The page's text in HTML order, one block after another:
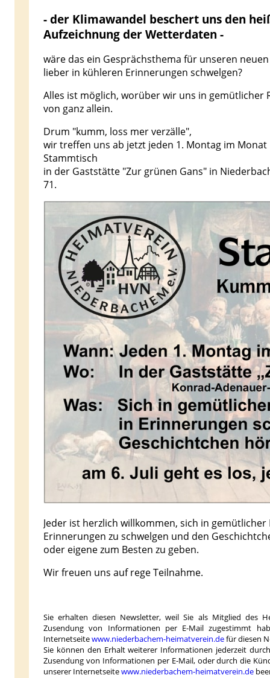
- der Klimawandel beschert uns den
Aufzeichnung der Wetterdaten -
wäre das ein Gesprächsthema für unseren
lieber in kühleren Erinnerungen schwelgen?
Alles ist möglich, worüber wir uns in gemütlicher
von ganz allein.
Drum "kumm, loss mer verzälle",
wir treffen uns ab jetzt jeden 1. Montag im Monat
Stammtisch
in der Gaststätte "Zur grünen Gans" in
71.
Jeder ist herzlich willkommen, sich in
Erinnerungen zu schwelgen und den
oder eigene zum Besten zu geben.
Wir freuen uns auf rege Teilnahme.
Sie erhalten diesen Newsletter, weil Sie als Mitglied des
Zusendung von Informationen per E-Mail zugestimmt
Internetseitewww.niederbachem-heimatverein.defür diesen
Sie können den Erhalt weiterer Informationen jederzeit
Zusendung von Informationen per E-Mail, oder durch die
unserer Internetseitewww.niederbachem-heimatverein.de